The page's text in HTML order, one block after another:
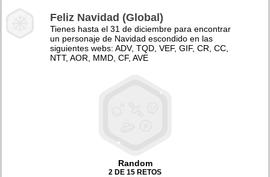
Feliz Navidad (Global)
Tienes hasta el 31 de diciembre para encontrar
un personaje de Navidad escondido en las
siguientes webs: ADV, TQD, VEF, GIF, CR, CC,
NTT, AOR, MMD, CF, AVE
Random
2 DE 15 RETOS